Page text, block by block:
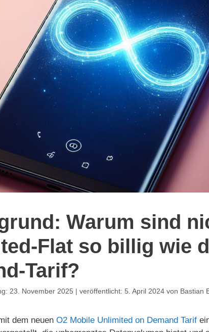
Warum sind
Flat so billig wie
Tarif?
23. November 2025 5. April 2024 von Bastian
dem neuen O2 Mobile Unlimited on Demand Tarif